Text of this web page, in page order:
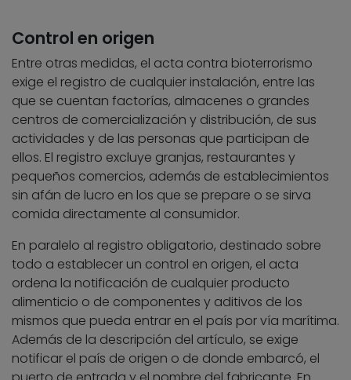
Control en origen
Entre otras medidas, el acta contra bioterrorismo
exige el registro de cualquier instalación, entre las
que se cuentan factorías, almacenes o grandes
centros de comercialización y distribución, de sus
actividades y de las personas que participan de
ellos. El registro excluye granjas, restaurantes y
pequeños comercios, además de establecimientos
sin afán de lucro en los que se prepare o se sirva
comida directamente al consumidor.
En paralelo al registro obligatorio, destinado sobre
todo a establecer un control en origen, el acta
ordena la notificación de cualquier producto
alimenticio o de componentes y aditivos de los
mismos que pueda entrar en el país por vía marítima.
Además de la descripción del artículo, se exige
notificar el país de origen o de donde embarcó, el